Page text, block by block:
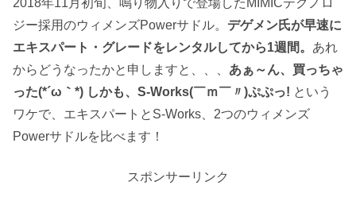
2018年11月初旬、鳴り物入りで登場したMIMICテクノロ
ジー採用のウィメンズPowerサドル。 デゲメン氏が早速に
エキスパート・グレードをレンタルしてから1週間。 あれ
からどうなったかと申しますと、、、 あぁ～ん、買っちゃ
った(*´ω｀*) しかも、S-Works(￣ｍ￣〃)ぷぷっ! という
ワケで、エキスパートとS-Works、2つのウィメンズ
Powerサドルを比べます！
スポンサーリンク